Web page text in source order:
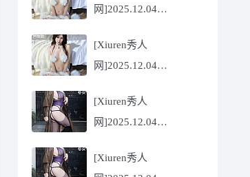
网]2025.12.04
[56P/602.69MB]
[Xiuren秀人
网]2025.12.04
[56P/602.69MB]
[Xiuren秀人
网]2025.12.04
[71P/960.78MB]
[Xiuren秀人